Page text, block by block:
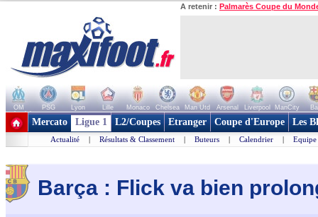
A retenir : Palmarès Coupe du
OM PSG Lyon Lille Monaco Chelsea Man Utd Arsenal Liverpool ManCity
+ de clubs
Mercato Ligue 1 L2/Coupes Etranger Coupe d'Europe Les
Actualité | Résultats & Classement | Buteurs | Calendrier | Equipe
Barça : Flick va bien